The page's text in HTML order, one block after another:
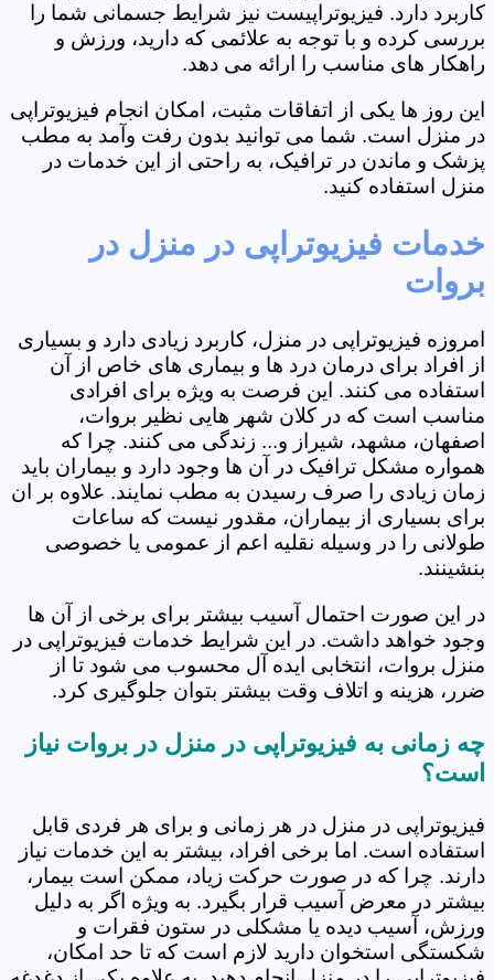
کاربرد دارد. فیزیوتراپیست نیز شرایط جسمانی شما را
بررسی کرده و با توجه به علائمی که دارید، ورزش و
راهکار های مناسب را ارائه می دهد.
این روز ها یکی از اتفاقات مثبت، امکان انجام فیزیوتراپی
در منزل است. شما می توانید بدون رفت وآمد به مطب
پزشک و ماندن در ترافیک، به راحتی از این خدمات در
منزل استفاده کنید.
خدمات فیزیوتراپی در منزل در
بروات
امروزه فیزیوتراپی در منزل، کاربرد زیادی دارد و بسیاری
از افراد برای درمان درد ها و بیماری های خاص از آن
استفاده می کنند. این فرصت به ویژه برای افرادی
مناسب است که در کلان شهر هایی نظیر بروات،
اصفهان، مشهد، شیراز و... زندگی می کنند. چرا که
همواره مشکل ترافیک در آن ها وجود دارد و بیماران باید
زمان زیادی را صرف رسیدن به مطب نمایند. علاوه بر ان
برای بسیاری از بیماران، مقدور نیست که ساعات
طولانی را در وسیله نقلیه اعم از عمومی یا خصوصی
بنشینند.
در این صورت احتمال آسیب بیشتر برای برخی از آن ها
وجود خواهد داشت. در این شرایط خدمات فیزیوتراپی در
منزل بروات، انتخابی ایده آل محسوب می شود تا از
ضرر، هزینه و اتلاف وقت بیشتر بتوان جلوگیری کرد.
چه زمانی به فیزیوتراپی در منزل در بروات نیاز
است؟
فیزیوتراپی در منزل در هر زمانی و برای هر فردی قابل
استفاده است. اما برخی افراد، بیشتر به این خدمات نیاز
دارند. چرا که در صورت حرکت زیاد، ممکن است بیمار،
بیشتر در معرض آسیب قرار بگیرد. به ویژه اگر به دلیل
ورزش، آسیب دیده یا مشکلی در ستون فقرات و
شکستگی استخوان دارید لازم است که تا حد امکان،